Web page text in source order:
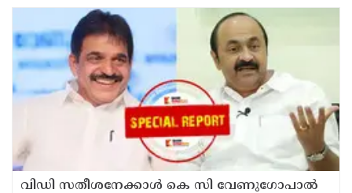
വിഡി സതീശനേക്കാള്‍ കെ സി വേണുഗോപാല്‍